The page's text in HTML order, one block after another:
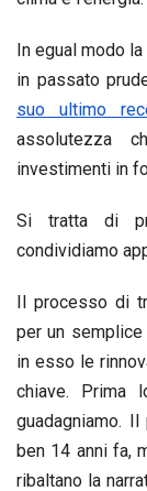
In egual modo
in passato
suo ultimo
assolutezza
investimenti in
Si tratta di
condividiamo
Il processo di
per un semplice
in esso le
chiave. Prima
guadagniamo.
ben 14 anni fa,
ribaltano la